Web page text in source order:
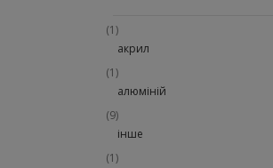
акрил
(1)
алюміній
(1)
інше
(9)
(1)